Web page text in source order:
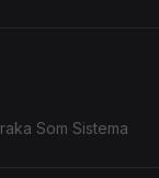
Som Sistema